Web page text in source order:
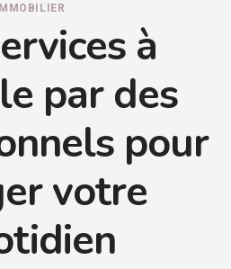
à
par des
pour
votre